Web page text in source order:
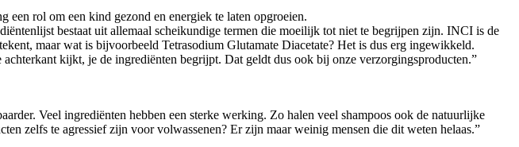
een rol om een kind gezond en energiek te laten opgroeien.
bestaat uit allemaal scheikundige termen die moeilijk tot niet te begrijpen zijn. INCI is de
maar wat is bijvoorbeeld Tetrasodium Glutamate Diacetate? Het is dus erg ingewikkeld.
kijkt, je de ingrediënten begrijpt. Dat geldt dus ook bij onze verzorgingsproducten.”
Veel ingrediënten hebben een sterke werking. Zo halen veel shampoos ook de natuurlijke
zelfs te agressief zijn voor volwassenen? Er zijn maar weinig mensen die dit weten helaas.”